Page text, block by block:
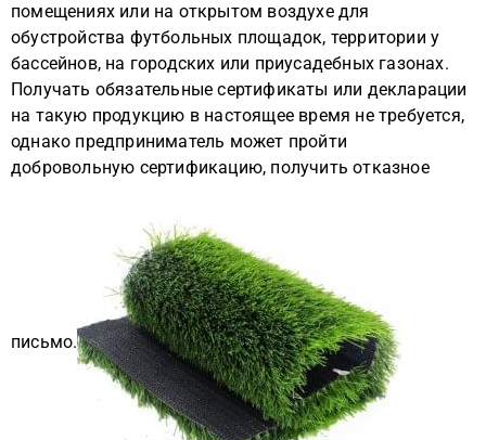
помещениях или на открытом воздухе для
обустройства футбольных площадок, территории у
бассейнов, на городских или приусадебных газонах.
Получать обязательные сертификаты или декларации
на такую продукцию в настоящее время не требуется,
однако предприниматель может пройти
добровольную сертификацию, получить отказное
письмо.